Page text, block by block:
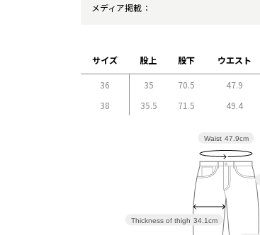
メディア掲載
サイズ 股上 股下 ウエスト
36 35 70.5 47.9
38
35.5 71.5 49.4
Thickness of thigh 34.1cm
Waist 47.9cm